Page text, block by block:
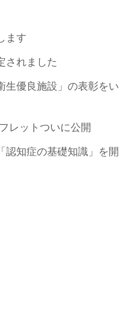
ます
されました
生優良施設」の表彰をい
レットついに公開
認知症の基礎知識」を開